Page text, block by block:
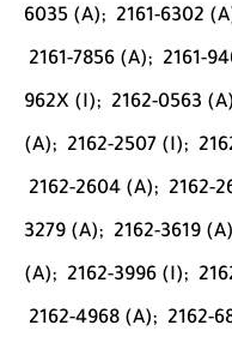
6035 (A); 2161-6302
2161-7856 (A); 2161-
962X (I); 2162-0563
(A); 2162-2507 (I);
2162-2604 (A); 2162-
3279 (A); 2162-3619
(A); 2162-3996 (I);
2162-4968 (A); 2162-